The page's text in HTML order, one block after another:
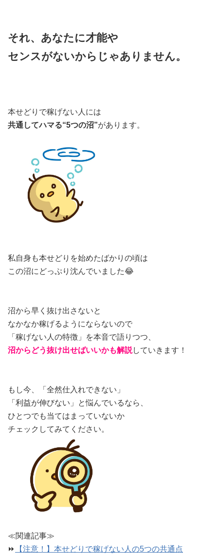
それ、あなたに才能や
センスがないからじゃありません。
本せどりで稼げない人には
共通してハマる“5つの沼”があります。
私自身も本せどりを始めたばかりの頃は
この沼にどっぷり沈んでいました😂
沼から早く抜け出さないと
なかなか稼げるようにならないので
「稼げない人の特徴」を本音で語りつつ、
沼からどう抜け出せばいいかも解説していきます！
もし今、「全然仕入れできない」
「利益が伸びない」と悩んでいるなら、
ひとつでも当てはまっていないか
チェックしてみてください。
≪関連記事≫
⏩
【注意！】本せどりで稼げない人の5つの共通点